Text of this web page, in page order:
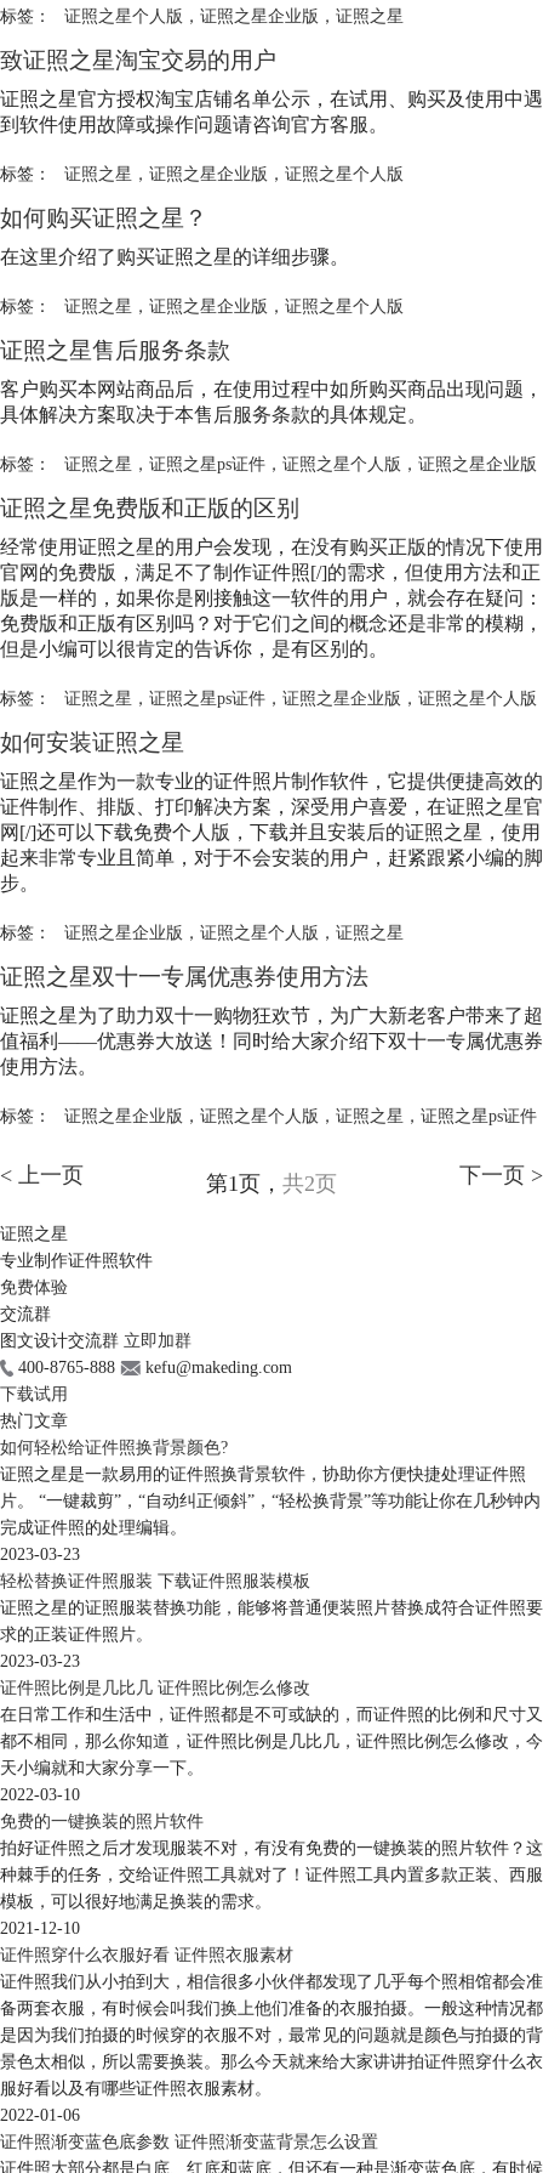
标签： 证照之星个人版 ， 证照之星企业版 ， 证照之星
致证照之星淘宝交易的用户
证照之星官方授权淘宝店铺名单公示，在试用、购买及使用中遇
到软件使用故障或操作问题请咨询官方客服。
标签： 证照之星 ， 证照之星企业版 ， 证照之星个人版
如何购买证照之星？
在这里介绍了购买证照之星的详细步骤。
标签： 证照之星 ， 证照之星企业版 ， 证照之星个人版
证照之星售后服务条款
客户购买本网站商品后，在使用过程中如所购买商品出现问题，
具体解决方案取决于本售后服务条款的具体规定。
标签： 证照之星 ， 证照之星ps证件， 证照之星个人版 ， 证照之星企业版
证照之星免费版和正版的区别
经常使用证照之星的用户会发现，在没有购买正版的情况下使用
官网的免费版，满足不了制作证件照[/]的需求，但使用方法和正
版是一样的，如果你是刚接触这一软件的用户，就会存在疑问：
免费版和正版有区别吗？对于它们之间的概念还是非常的模糊，
但是小编可以很肯定的告诉你，是有区别的。
标签： 证照之星 ， 证照之星ps证件， 证照之星企业版 ， 证照之星个人版
如何安装证照之星
证照之星作为一款专业的证件照片制作软件，它提供便捷高效的
证件制作、排版、打印解决方案，深受用户喜爱，在证照之星官
网[/]还可以下载免费个人版，下载并且安装后的证照之星，使用
起来非常专业且简单，对于不会安装的用户，赶紧跟紧小编的脚
步。
标签： 证照之星企业版 ， 证照之星个人版 ， 证照之星
证照之星双十一专属优惠券使用方法
证照之星为了助力双十一购物狂欢节，为广大新老客户带来了超
值福利——优惠券大放送！同时给大家介绍下双十一专属优惠券
使用方法。
标签： 证照之星企业版 ， 证照之星个人版 ， 证照之星 ， 证照之星ps证件
< 上一页 第1页， 共2页 下一页 >
证照之星
专业制作证件照软件
免费体验
交流群
图文设计交流群 立即加群
400-8765-888
kefu@makeding.com
下载试用
热门文章
如何轻松给证件照换背景颜色?
证照之星是一款易用的证件照换背景软件，协助你方便快捷处理证件照
片。 “一键裁剪”，“自动纠正倾斜”，“轻松换背景”等功能让你在几秒钟内
完成证件照的处理编辑。
2023-03-23
轻松替换证件照服装 下载证件照服装模板
证照之星的证照服装替换功能，能够将普通便装照片替换成符合证件照要
求的正装证件照片。
2023-03-23
证件照比例是几比几 证件照比例怎么修改
在日常工作和生活中，证件照都是不可或缺的，而证件照的比例和尺寸又
都不相同，那么你知道，证件照比例是几比几，证件照比例怎么修改，今
天小编就和大家分享一下。
2022-03-10
免费的一键换装的照片软件
拍好证件照之后才发现服装不对，有没有免费的一键换装的照片软件？这
种棘手的任务，交给证件照工具就对了！证件照工具内置多款正装、西服
模板，可以很好地满足换装的需求。
2021-12-10
证件照穿什么衣服好看 证件照衣服素材
证件照我们从小拍到大，相信很多小伙伴都发现了几乎每个照相馆都会准
备两套衣服，有时候会叫我们换上他们准备的衣服拍摄。一般这种情况都
是因为我们拍摄的时候穿的衣服不对，最常见的问题就是颜色与拍摄的背
景色太相似，所以需要换装。那么今天就来给大家讲讲拍证件照穿什么衣
服好看以及有哪些证件照衣服素材。
2022-01-06
证件照渐变蓝色底参数 证件照渐变蓝背景怎么设置
证件照大部分都是白底、红底和蓝底，但还有一种是渐变蓝色底，有时候